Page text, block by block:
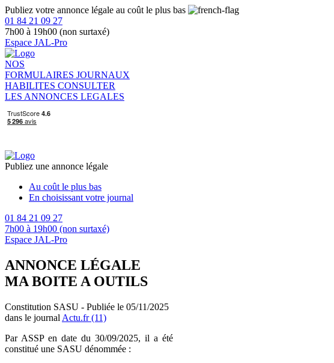
Publiez votre annonce légale au coût le plus bas
01 84 21 09 27
7h00 à 19h00 (non surtaxé)
Espace JAL-Pro
NOS
FORMULAIRES JOURNAUX
HABILITES CONSULTER
LES ANNONCES LEGALES
Publiez une annonce légale
Au coût le plus bas
En choisissant votre journal
01 84 21 09 27
7h00 à 19h00 (non surtaxé)
Espace JAL-Pro
ANNONCE LÉGALE
MA BOITE A OUTILS
Constitution SASU - Publiée le 05/11/2025
dans le journal Actu.fr (11)
Par ASSP en date du 30/09/2025, il a été
constitué une SASU dénommée :